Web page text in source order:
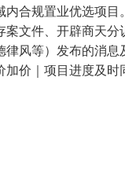
合规置业优选项
文件、开辟商天
风等）发布的消
价｜项目进度及